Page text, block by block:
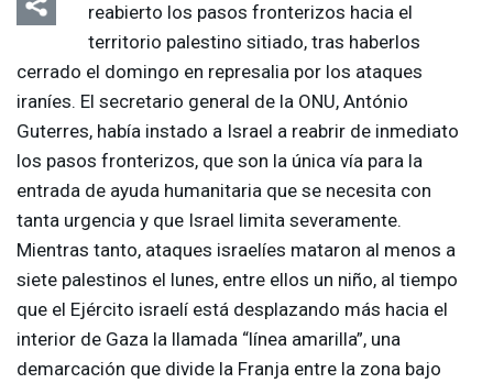
reabierto los pasos fronterizos hacia el
territorio palestino sitiado, tras haberlos
cerrado el domingo en represalia por los ataques
iraníes. El secretario general de la ONU, António
Guterres, había instado a Israel a reabrir de inmediato
los pasos fronterizos, que son la única vía para la
entrada de ayuda humanitaria que se necesita con
tanta urgencia y que Israel limita severamente.
Mientras tanto, ataques israelíes mataron al menos a
siete palestinos el lunes, entre ellos un niño, al tiempo
que el Ejército israelí está desplazando más hacia el
interior de Gaza la llamada “línea amarilla”, una
demarcación que divide la Franja entre la zona bajo